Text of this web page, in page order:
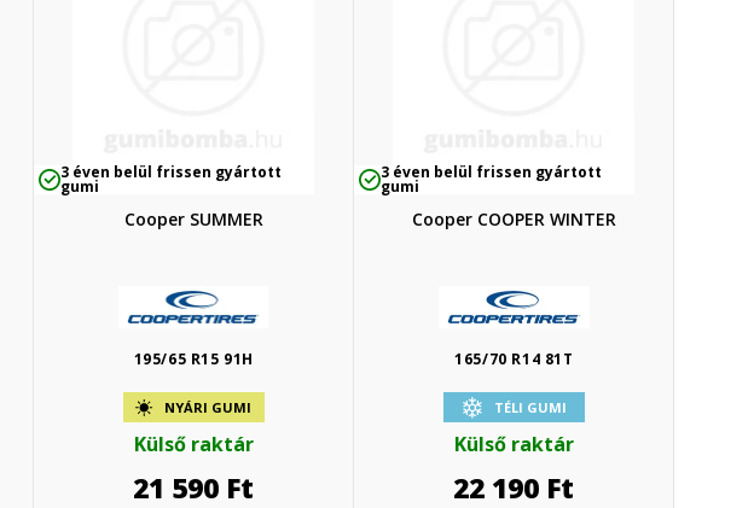
3 éven belül frissen gyártott
gumi
Cooper SUMMER
195/65 R15 91H
NYÁRI GUMI
Külső raktár
21 590 Ft
3 éven belül frissen gyártott
gumi
Cooper COOPER WINTER
165/70 R14 81T
TÉLI GUMI
Külső raktár
22 190 Ft